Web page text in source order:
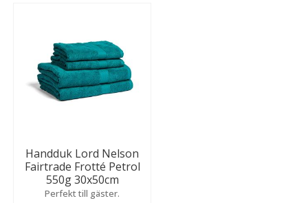
Handduk Lord Nelson
Fairtrade Frotté Petrol
550g 30x50cm
Perfekt till gäster.